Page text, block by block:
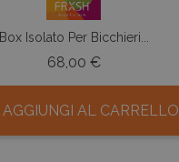
Box Isolato Per Bicchieri...
68,00 €Prezzo
AGGIUNGI AL CARRELLO